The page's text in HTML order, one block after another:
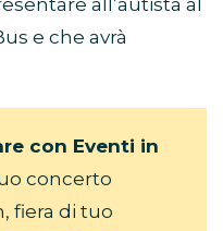
all’autista al
e che avrà
con Eventi in
concerto
fiera di tuo